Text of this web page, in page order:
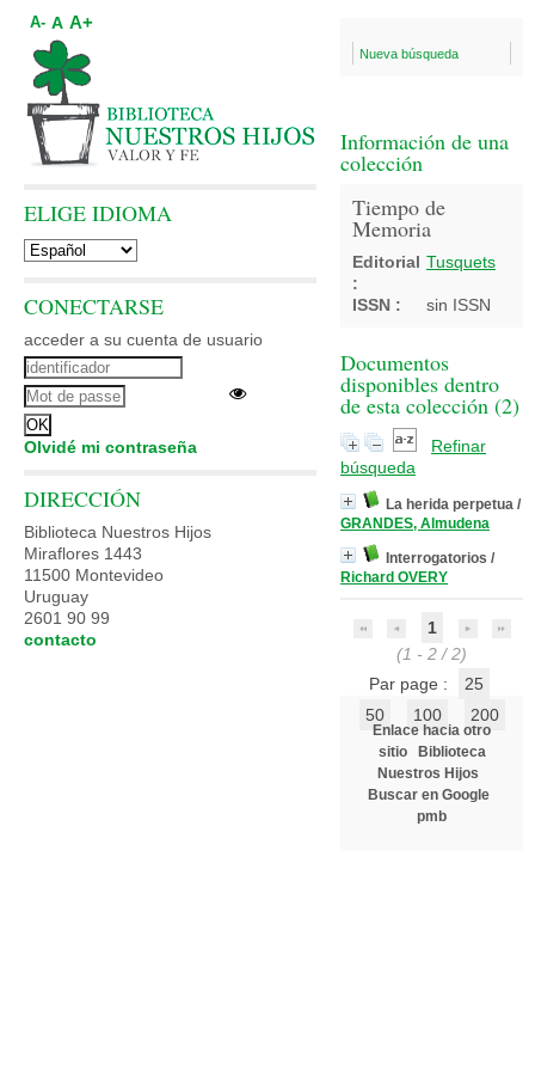
Nueva búsqueda
Información de una
colección
Tiempo de
Memoria
Editorial
:
Tusquets
ISSN : sin ISSN
Documentos
disponibles dentro
de esta colección (2)
Refinar
búsqueda
La herida perpetua /
GRANDES, Almudena
Interrogatorios /
Richard OVERY
1
(1 - 2 / 2)
Par page :
25
50
100 200
Enlace hacia otro
sitio
Biblioteca
Nuestros Hijos
Buscar en Google
pmb
A- A A+
ELIGE IDIOMA
CONECTARSE
acceder a su cuenta de usuario
Olvidé mi contraseña
DIRECCIÓN
Biblioteca Nuestros Hijos
Miraflores 1443
11500 Montevideo
Uruguay
2601 90 99
contacto